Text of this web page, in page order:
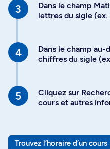
Dans le champ
lettres du sigle (ex.
Dans le champ au-
chiffres du sigle
Cliquez sur
cours et autres
Trouvez l’horaire d’un cours